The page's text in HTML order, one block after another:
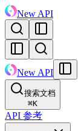
New API
New API
搜索文档
⌘K
API 参考